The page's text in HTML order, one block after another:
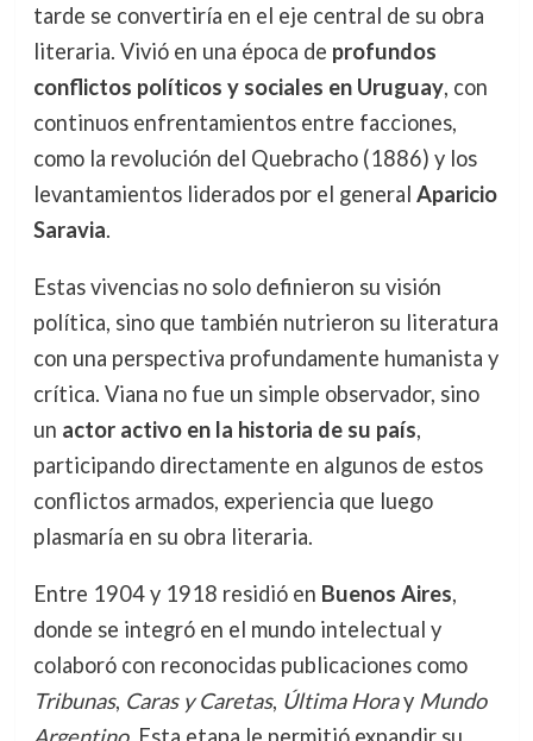
tarde se convertiría en el eje central de su obra
literaria. Vivió en una época de profundos
conflictos políticos y sociales en Uruguay, con
continuos enfrentamientos entre facciones,
como la revolución del Quebracho (1886) y los
levantamientos liderados por el general Aparicio
Saravia.
Estas vivencias no solo definieron su visión
política, sino que también nutrieron su literatura
con una perspectiva profundamente humanista y
crítica. Viana no fue un simple observador, sino
un actor activo en la historia de su país,
participando directamente en algunos de estos
conflictos armados, experiencia que luego
plasmaría en su obra literaria.
Entre 1904 y 1918 residió en Buenos Aires,
donde se integró en el mundo intelectual y
colaboró con reconocidas publicaciones como
Tribunas, Caras y Caretas, Última Horay Mundo